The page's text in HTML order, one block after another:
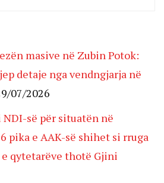
masive në Zubin Potok:
detaje nga vendngjarja në
07/2026
së për situatën në
pika e AAK-së shihet si rruga
qytetarëve thotë Gjini